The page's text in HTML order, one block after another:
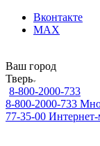
Вконтакте
MAX
Ваш город
Тверь
8-800-2000-733
8-800-2000-733
77-35-00 Интернет-